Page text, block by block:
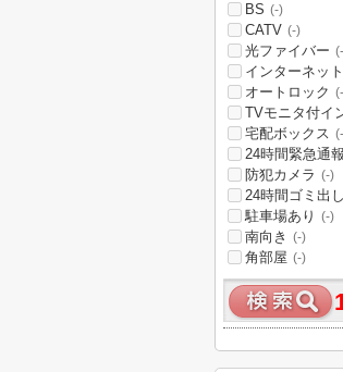
BS (-)
CATV (-)
光ファイバー
インターネッ
オートロック
TVモニタ付イ
宅配ボックス
24時間緊急通
防犯カメラ (-)
24時間ゴミ出
駐車場あり (-)
南向き (-)
角部屋 (-)